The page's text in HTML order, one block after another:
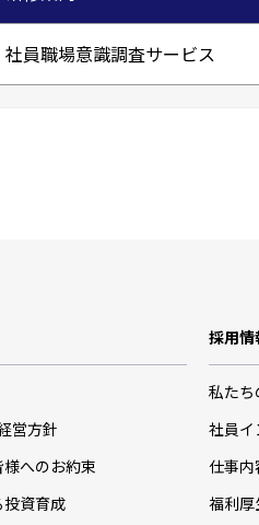
社員職場意識調査サービス
営方針
へのお約束
資育成
採用情
私た
社員イ
仕事内
福利厚